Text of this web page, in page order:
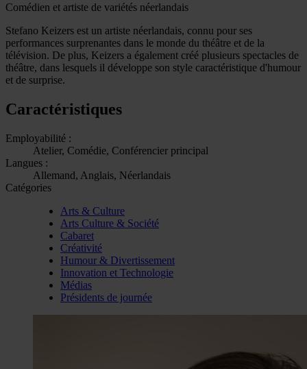
Comédien et artiste de variétés néerlandais
Stefano Keizers est un artiste néerlandais, connu pour ses
performances surprenantes dans le monde du théâtre et de la
télévision. De plus, Keizers a également créé plusieurs spectacles de
théâtre, dans lesquels il développe son style caractéristique d'humour
et de surprise.
Caractéristiques
Employabilité :
Atelier, Comédie, Conférencier principal
Langues :
Allemand, Anglais, Néerlandais
Catégories
Arts & Culture
Arts Culture & Société
Cabaret
Créativité
Humour & Divertissement
Innovation et Technologie
Médias
Présidents de journée